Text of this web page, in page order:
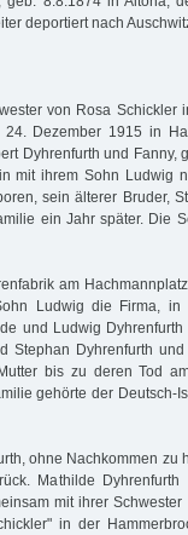
deportiert nach
von Rosa Schickler
Dezember 1915 in
Dyhrenfurth und Fanny,
mit ihrem Sohn Ludwig
sein älterer Bruder,
ein Jahr später. Die
am
Ludwig die Firma,
und Ludwig
Stephan Dyhrenfurth
bis zu deren Tod
gehörte der Deutsch-
ohne Nachkommen zu
Mathilde
mit ihrer
in der